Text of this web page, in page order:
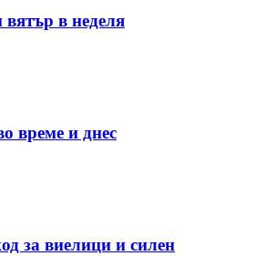
в неделя
време и днес
за виелици и силен